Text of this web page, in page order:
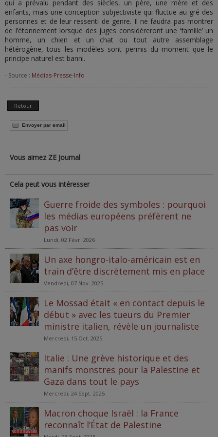
qui a prévalu pendant des siècles, un père, une mère et des
enfants, mais une conception subjectiviste qui fluctue au gré des
personnes et de leur ressenti de genre. Il ne faudra pas montrer
de l’étonnement lorsque des juges considéreront une ‘famille’ un
homme, un chien et un chat ou tout autre assemblage
hétérogène, tous les modèles sont permis du moment que le
principe naturel est banni.
- Source : Médias-Presse-Info
Retour
Envoyer par email
Vous aimez ZE Journal
Cela peut vous intéresser
Guerre froide des symboles : pourquoi
les médias européens préfèrent ne
pas voir
Lundi, 02 Févr. 2026
Un axe hongro-italo-américain est en
train d’être discrètement mis en place
Vendredi, 07 Nov. 2025
Le Mossad était « en contact depuis le
début » avec les tueurs du Premier
ministre italien, révèle un journaliste
Mercredi, 15 Oct. 2025
Italie : Une grève historique et des
manifs monstres pour la Palestine et
Gaza dans tout le pays
Mercredi, 24 Sept. 2025
Macron choque Israël : la France
reconnaît l’État de Palestine